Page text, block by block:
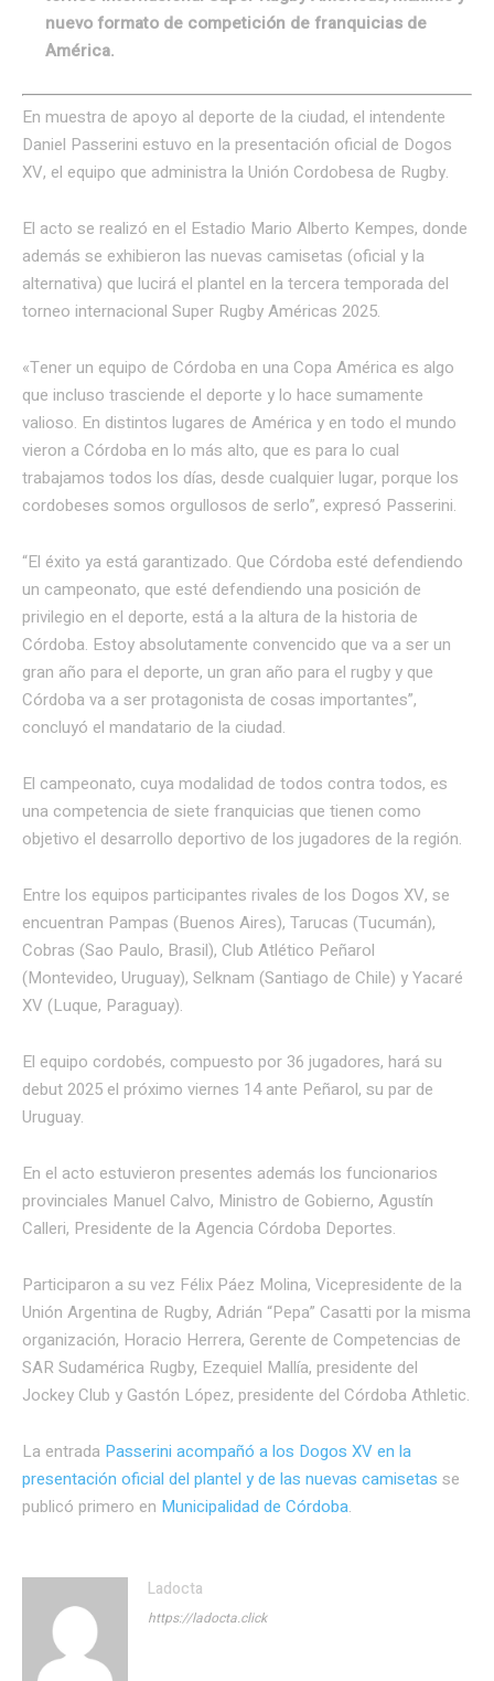
nuevo formato de competición de franquicias de
América.
En muestra de apoyo al deporte de la ciudad, el intendente
Daniel Passerini estuvo en la presentación oficial de Dogos
XV, el equipo que administra la Unión Cordobesa de Rugby.
El acto se realizó en el Estadio Mario Alberto Kempes, donde
además se exhibieron las nuevas camisetas (oficial y la
alternativa) que lucirá el plantel en la tercera temporada del
torneo internacional Super Rugby Américas 2025.
«Tener un equipo de Córdoba en una Copa América es algo
que incluso trasciende el deporte y lo hace sumamente
valioso. En distintos lugares de América y en todo el mundo
vieron a Córdoba en lo más alto, que es para lo cual
trabajamos todos los días, desde cualquier lugar, porque los
cordobeses somos orgullosos de serlo”, expresó Passerini.
“El éxito ya está garantizado. Que Córdoba esté defendiendo
un campeonato, que esté defendiendo una posición de
privilegio en el deporte, está a la altura de la historia de
Córdoba. Estoy absolutamente convencido que va a ser un
gran año para el deporte, un gran año para el rugby y que
Córdoba va a ser protagonista de cosas importantes”,
concluyó el mandatario de la ciudad.
El campeonato, cuya modalidad de todos contra todos, es
una competencia de siete franquicias que tienen como
objetivo el desarrollo deportivo de los jugadores de la región.
Entre los equipos participantes rivales de los Dogos XV, se
encuentran Pampas (Buenos Aires), Tarucas (Tucumán),
Cobras (Sao Paulo, Brasil), Club Atlético Peñarol
(Montevideo, Uruguay), Selknam (Santiago de Chile) y Yacaré
XV (Luque, Paraguay).
El equipo cordobés, compuesto por 36 jugadores, hará su
debut 2025 el próximo viernes 14 ante Peñarol, su par de
Uruguay.
En el acto estuvieron presentes además los funcionarios
provinciales Manuel Calvo, Ministro de Gobierno, Agustín
Calleri, Presidente de la Agencia Córdoba Deportes.
Participaron a su vez Félix Páez Molina, Vicepresidente de la
Unión Argentina de Rugby, Adrián “Pepa” Casatti por la misma
organización, Horacio Herrera, Gerente de Competencias de
SAR Sudamérica Rugby, Ezequiel Mallía, presidente del
Jockey Club y Gastón López, presidente del Córdoba Athletic.
La entrada Passerini acompañó a los Dogos XV en la
presentación oficial del plantel y de las nuevas camisetas se
publicó primero en Municipalidad de Córdoba.
Ladocta
https://ladocta.click